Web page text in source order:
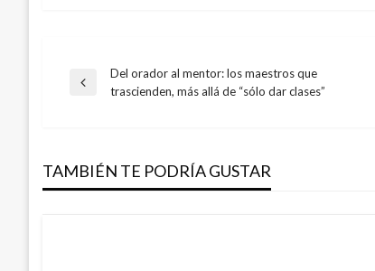
Navegación
entradas
Entrada
Del orador al mentor: los maestros que
trascienden, más allá de “sólo dar clases”
TAMBIÉN TE PODRÍA GUSTAR